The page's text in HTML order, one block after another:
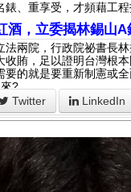
錶、重享受，才頻藉工
酒，立委揭林錫山
法兩院，行政院祕書長
收賄，足以證明台灣根
要的就是要重新制憲或
?
Twitter LinkedIn